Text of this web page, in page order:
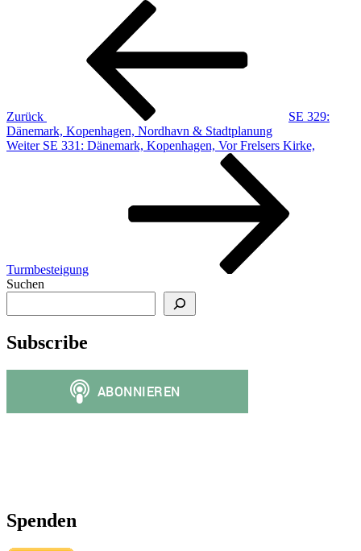
Beitragsnavigation
Zurück
SE 329:
Dänemark, Kopenhagen, Nordhavn & Stadtplanung
Nächster
Weiter SE 331: Dänemark, Kopenhagen, Vor Frelsers Kirke,
Turmbesteigung
Suchen
Subscribe
Spenden